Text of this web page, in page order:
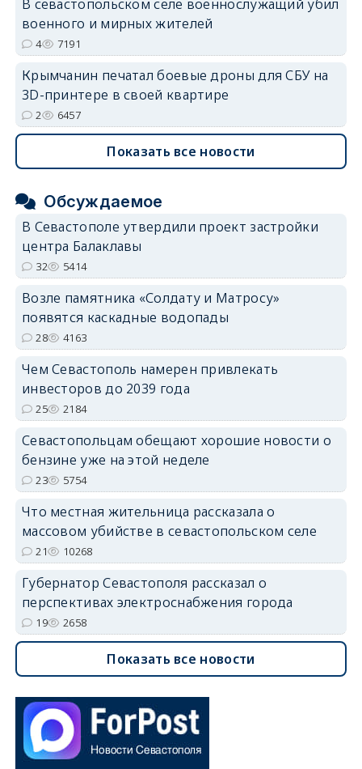
В севастопольском селе военнослужащий убил
военного и мирных жителей
4 7191
Крымчанин печатал боевые дроны для СБУ на
3D-принтере в своей квартире
2 6457
Показать все новости
Обсуждаемое
В Севастополе утвердили проект застройки
центра Балаклавы
32 5414
Возле памятника «Солдату и Матросу»
появятся каскадные водопады
28 4163
Чем Севастополь намерен привлекать
инвесторов до 2039 года
25 2184
Севастопольцам обещают хорошие новости о
бензине уже на этой неделе
23 5754
Что местная жительница рассказала о
массовом убийстве в севастопольском селе
21 10268
Губернатор Севастополя рассказал о
перспективах электроснабжения города
19 2658
Показать все новости